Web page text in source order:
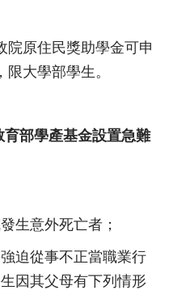
院原住民獎助學金可申
限大學部學生。
部學產基金設置急難
生意外死亡者；
迫從事不正當職業行
因其父母有下列情形